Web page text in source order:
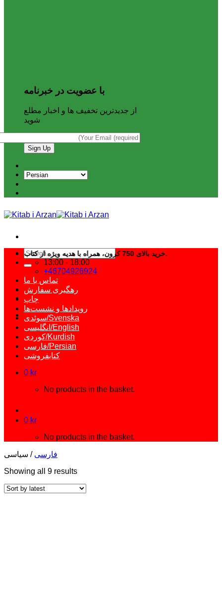
با عضویت در خبرنامه
از جدیدترین تخفیف ها و اخبار مطلع
شوید
خرید بالای 750 کرون، همراه با هدیه ویژه از کتاب ارزان.
13:00 - 18:00
+46704926924
Search
for:
تماس با ما
رهگیری سفارش
چاپ
رویدادها و نشست‌ها
سوئدی/Svenska
انگلیسی/English
کوردی/Kurdish
فارسی/Persian
کتابفروشی
0 kr
No products in the basket.
0 kr
No products in the basket.
فارسی / سیاسی
Showing all 9 results